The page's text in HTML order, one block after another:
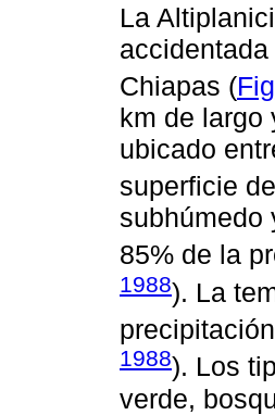
La
Chiapas (
km de largo
ubicado
superficie
subhúmedo
85% de la
1988). La
1988). Los
verde,